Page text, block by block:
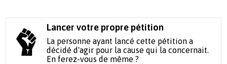
Lancer votre propre pétition
La personne ayant lancé cette pétition a
décidé d'agir pour la cause qui la concernait.
En ferez-vous de même ?